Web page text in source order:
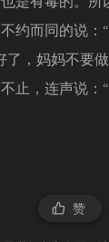
而同的说：“
，妈妈不要
，连声说：
赞